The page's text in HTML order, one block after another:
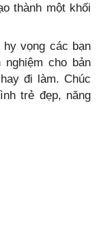
thành một khối
vọng các bạn
cho bản
đi làm. Chúc
trẻ đẹp, năng